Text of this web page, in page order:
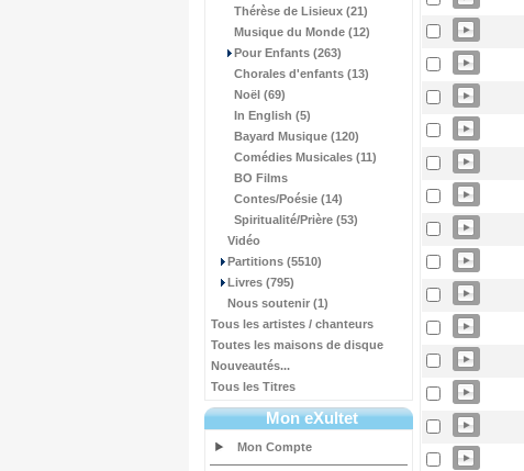
Thérèse de Lisieux (21)
Musique du Monde (12)
Pour Enfants (263)
Chorales d'enfants (13)
Noël (69)
In English (5)
Bayard Musique (120)
Comédies Musicales (11)
BO Films
Contes/Poésie (14)
Spiritualité/Prière (53)
Vidéo
Partitions (5510)
Livres (795)
Nous soutenir (1)
Tous les artistes / chanteurs
Toutes les maisons de disque
Nouveautés...
Tous les Titres
Mon eXultet
Mon Compte